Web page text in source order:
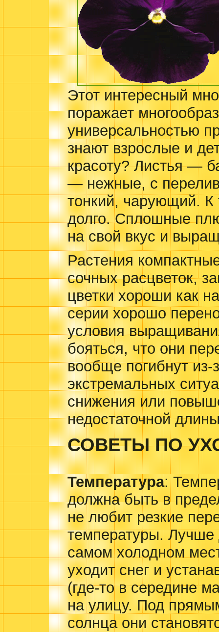
Этот интересный
поражает
универсальностью
знают взрослые и
красоту? Листья —
— нежные, с
тонкий, чарующий. К
долго. Сплошные
на свой вкус и
Растения
сочных расцветок,
цветки хороши как
серии хорошо
условия
бояться, что они
вообще погибнут из-
экстремальных
снижения или
недостаточной
СОВЕТЫ ПО
Температура:
должна быть в
не любит резкие
температуры.
самом холодном
уходит снег и
(где-то в середине
на улицу. Под
солнца они